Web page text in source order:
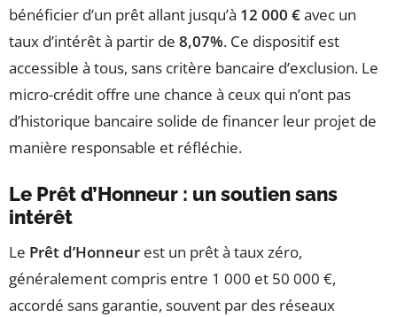
bénéficier d’un prêt allant jusqu’à 12 000 €avec un
taux d’intérêt à partir de 8,07%. Ce dispositif est
accessible à tous, sans critère bancaire d’exclusion. Le
micro-crédit offre une chance à ceux qui n’ont pas
d’historique bancaire solide de financer leur projet de
manière responsable et réfléchie.
Le Prêt d’Honneur : un soutien sans
intérêt
Le Prêt d’Honneur est un prêt à taux zéro,
généralement compris entre 1 000 et 50 000 €,
accordé sans garantie, souvent par des réseaux